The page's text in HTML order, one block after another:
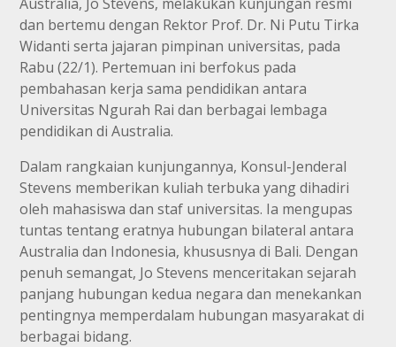
dan bertemu dengan Rektor Prof. Dr. Ni Putu Tirka
Widanti serta jajaran pimpinan universitas, pada
Rabu (22/1). Pertemuan ini berfokus pada
pembahasan kerja sama pendidikan antara
Universitas Ngurah Rai dan berbagai lembaga
pendidikan di Australia.
Dalam rangkaian kunjungannya, Konsul-Jenderal
Stevens memberikan kuliah terbuka yang dihadiri
oleh mahasiswa dan staf universitas. Ia mengupas
tuntas tentang eratnya hubungan bilateral antara
Australia dan Indonesia, khususnya di Bali. Dengan
penuh semangat, Jo Stevens menceritakan sejarah
panjang hubungan kedua negara dan menekankan
pentingnya memperdalam hubungan masyarakat di
berbagai bidang.